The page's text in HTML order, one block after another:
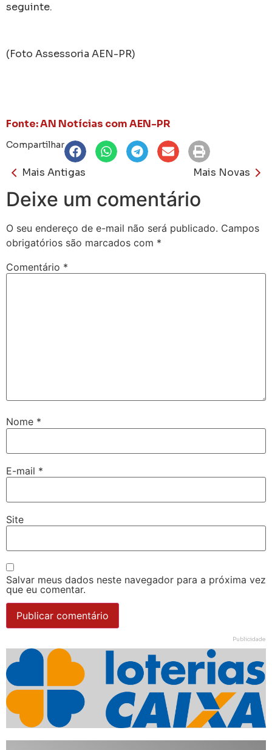
seguinte.
(Foto Assessoria AEN-PR)
Fonte: AN Notícias com AEN-PR
Compartilhar
Mais Antigas Mais Novas
Deixe um comentário
O seu endereço de e-mail não será publicado. Campos
obrigatórios são marcados com *
Comentário *
Nome *
E-mail *
Site
Salvar meus dados neste navegador para a próxima vez
que eu comentar.
Publicidade